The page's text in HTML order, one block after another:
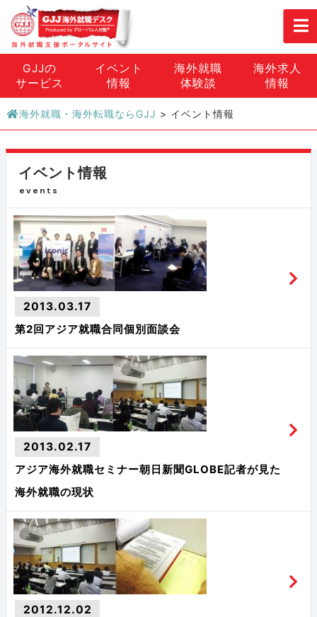
GJJの
サービス
イベント
情報
海外就職
体験談
海外求人
情報
海外就職・海外転職ならGJJ > イベント情報
イベント情報
events
2013.03.17
第2回アジア就職合同個別面談会
2013.02.17
アジア海外就職セミナー朝日新聞GLOBE記者が見た
海外就職の現状
2012.12.02